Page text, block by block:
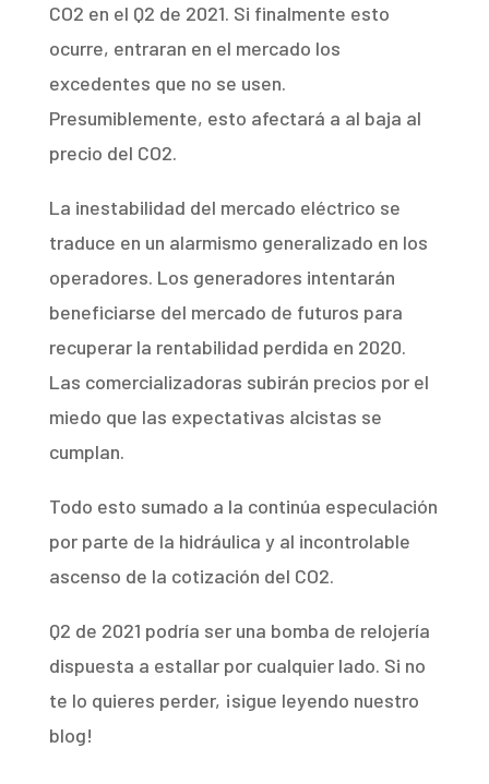
CO2 en el Q2 de 2021. Si finalmente esto
ocurre, entraran en el mercado los
excedentes que no se usen.
Presumiblemente, esto afectará a al baja al
precio del CO2.
La inestabilidad del mercado eléctrico se
traduce en un alarmismo generalizado en los
operadores. Los generadores intentarán
beneficiarse del mercado de futuros para
recuperar la rentabilidad perdida en 2020.
Las comercializadoras subirán precios por el
miedo que las expectativas alcistas se
cumplan.
Todo esto sumado a la continúa especulación
por parte de la hidráulica y al incontrolable
ascenso de la cotización del CO2.
Q2 de 2021 podría ser una bomba de relojería
dispuesta a estallar por cualquier lado. Si no
te lo quieres perder, ¡sigue leyendo nuestro
blog!